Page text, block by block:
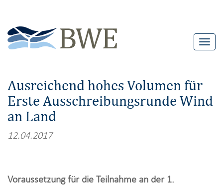
T
l
Ausreichend hohes Volumen für
Erste Ausschreibungsrunde Wind
an Land
12.04.2017
Voraussetzung für die Teilnahme an der 1.